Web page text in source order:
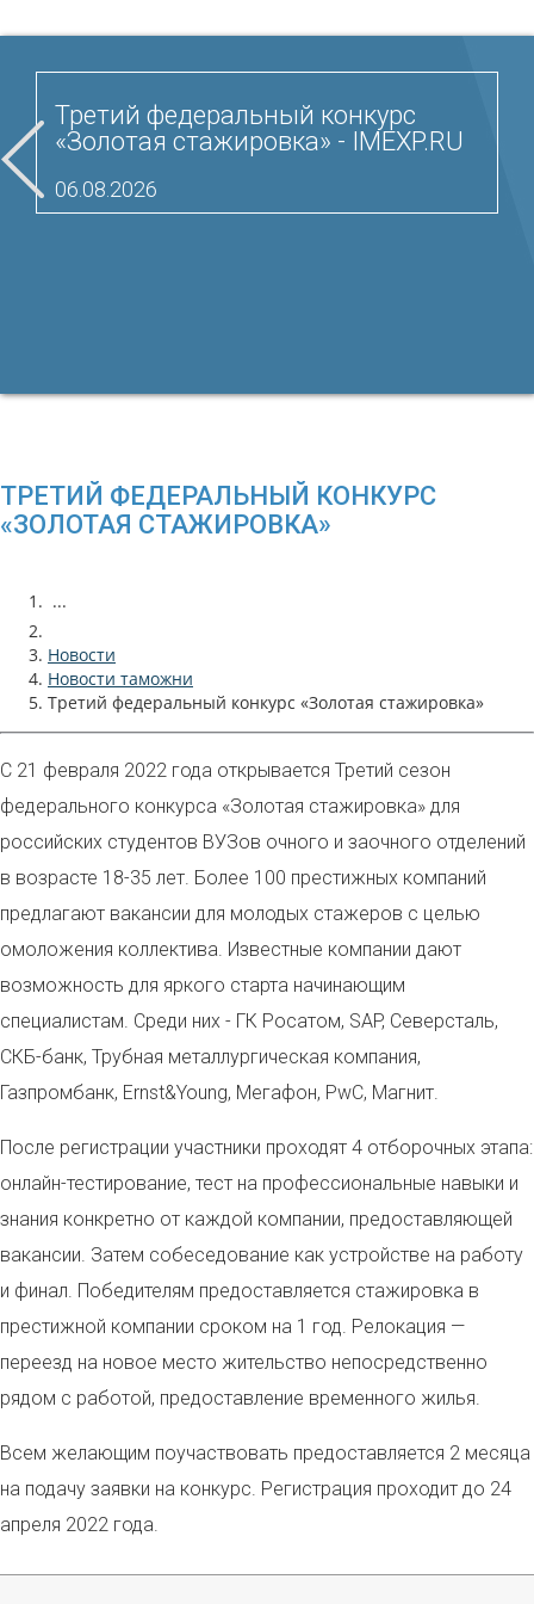
Третий федеральный конкурс
«Золотая стажировка» - IMEXP.RU
06.08.2026
ТРЕТИЙ ФЕДЕРАЛЬНЫЙ КОНКУРС
«ЗОЛОТАЯ СТАЖИРОВКА»
...
Новости
Новости таможни
Третий федеральный конкурс «Золотая стажировка»
С 21 февраля 2022 года открывается Третий сезон
федерального конкурса «Золотая стажировка» для
российских студентов ВУЗов очного и заочного отделений
в возрасте 18-35 лет. Более 100 престижных компаний
предлагают вакансии для молодых стажеров с целью
омоложения коллектива. Известные компании дают
возможность для яркого старта начинающим
специалистам. Среди них - ГК Росатом, SAP, Северсталь,
СКБ-банк, Трубная металлургическая компания,
Газпромбанк, Ernst&Young, Мегафон, PwC, Магнит.
После регистрации участники проходят 4 отборочных этапа:
онлайн-тестирование, тест на профессиональные навыки и
знания конкретно от каждой компании, предоставляющей
вакансии. Затем собеседование как устройстве на работу
и финал. Победителям предоставляется стажировка в
престижной компании сроком на 1 год. Релокация —
переезд на новое место жительство непосредственно
рядом с работой, предоставление временного жилья.
Всем желающим поучаствовать предоставляется 2 месяца
на подачу заявки на конкурс. Регистрация проходит до 24
апреля 2022 года.